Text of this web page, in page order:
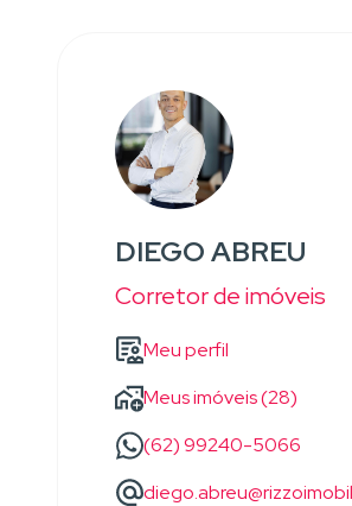
DIEGO ABREU
Corretor de imóveis
Meu perfil
Meus imóveis (28)
(62) 99240-5066